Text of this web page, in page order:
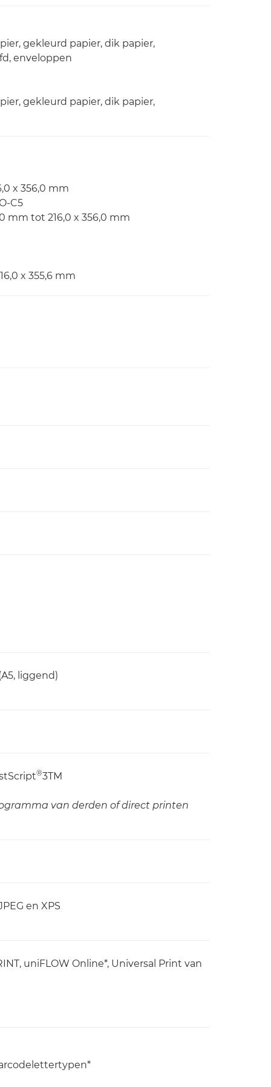
gekleurd papier, dik papier,
enveloppen
gekleurd papier, dik papier,
x 356,0 mm
C5
mm tot 216,0 x 356,0 mm
x 355,6 mm
liggend)
®3TM
van derden of direct printen
en XPS
uniFLOW Online*, Universal Print van